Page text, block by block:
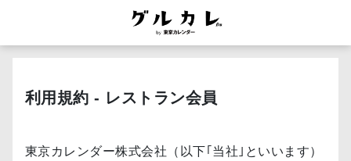
利用規約 - レストラン会員
東京カレンダー株式会社（以下｢当社｣といいます）